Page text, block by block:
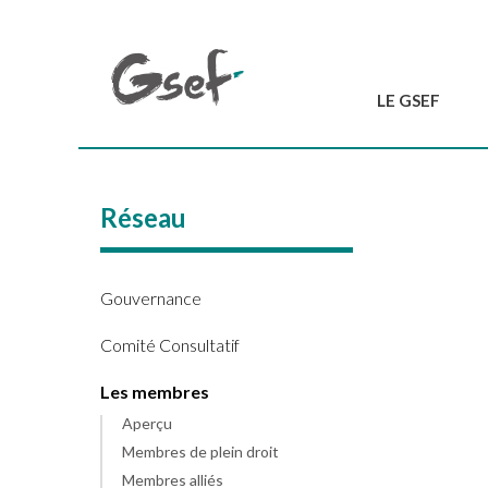
LE GSEF
Réseau
Gouvernance
Comité Consultatif
Les membres
Aperçu
Membres de plein droit
Membres alliés